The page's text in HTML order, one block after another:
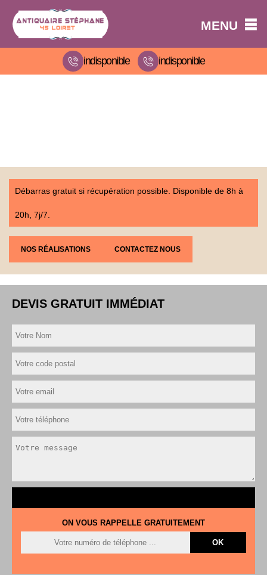
MENU
indisponible indisponible
Débarras gratuit si récupération possible. Disponible de 8h à
20h, 7j/7.
NOS RÉALISATIONS CONTACTEZ NOUS
DEVIS GRATUIT IMMÉDIAT
ON VOUS RAPPELLE GRATUITEMENT